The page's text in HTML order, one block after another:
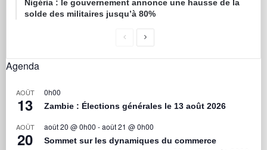
Nigéria : le gouvernement annonce une hausse de la
solde des militaires jusqu’à 80%
Agenda
AOÛT
13
0h00
Zambie : Élections générales le 13 août 2026
AOÛT
20
août 20 @ 0h00 -août 21 @ 0h00
Sommet sur les dynamiques du commerce